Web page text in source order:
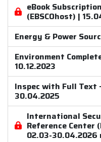
eBook
(EBSCOhost) |
Energy & Power
Environment
10.12.2023
Inspec with Full Text
30.04.2025
International
Reference Center
02.03-30.04.2026